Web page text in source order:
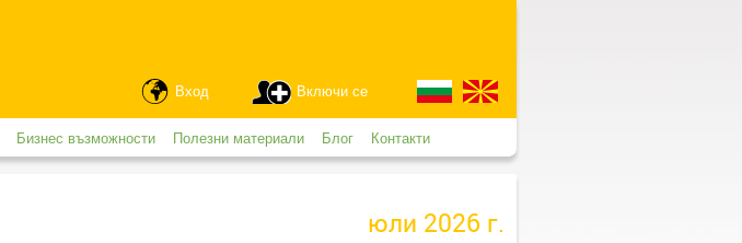
Вход Включи се
Бизнес възможности Полезни материали Блог Контакти
юли 2026 г.